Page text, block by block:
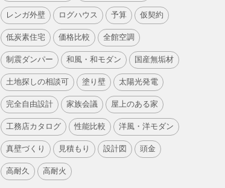
レンガ外壁 ログハウス 予算 仮契約
低炭素住宅 価格比較 全館空調
制震ダンパー 和風・和モダン 国産無垢材
土地探しの相談可 塗り壁 太陽光発電
完全自由設計 家族会議 屋上のある家
工務店カタログ 性能比較 洋風・洋モダン
真壁づくり 見積もり 設計図 頭金
高耐久 高耐火